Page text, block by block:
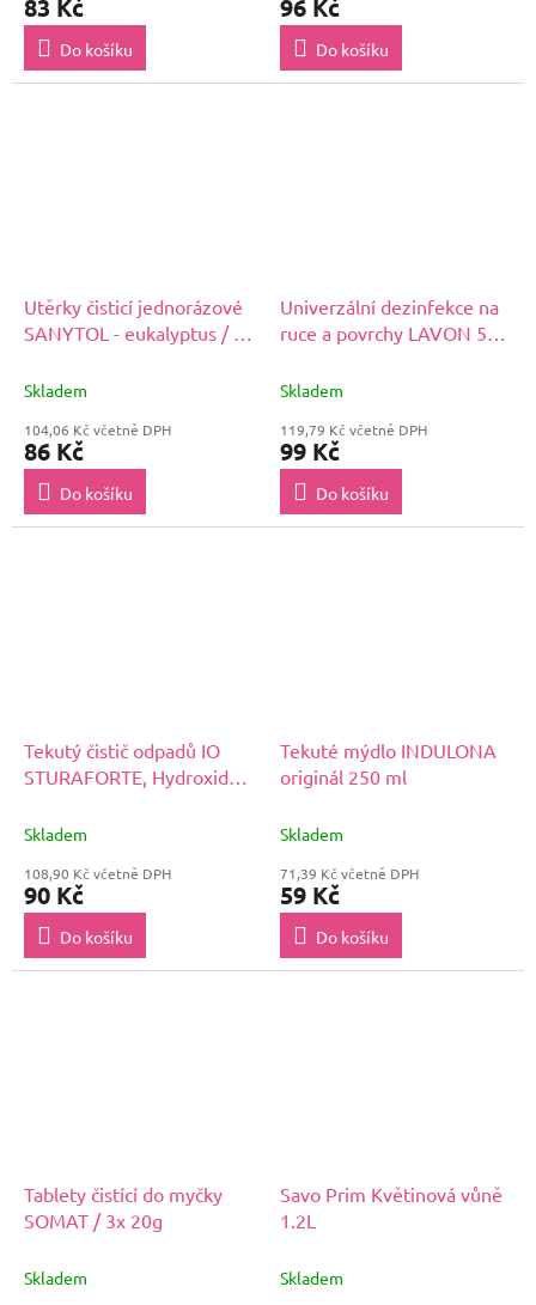
83 Kč
Do košíku
96 Kč
Do košíku
Utěrky čisticí jednorázové
SANYTOL - eukalyptus / 36
Skladem
104,06 Kč včetně DPH
86 Kč
Do košíku
Univerzální dezinfekce na
ruce a povrchy LAVON 500
Skladem
119,79 Kč včetně DPH
99 Kč
Do košíku
Tekutý čistič odpadů IO
STURAFORTE, Hydroxid
Skladem
108,90 Kč včetně DPH
90 Kč
Do košíku
Tekuté mýdlo INDULONA
originál 250 ml
Skladem
71,39 Kč včetně DPH
59 Kč
Do košíku
Tablety čistící do myčky
SOMAT / 3x 20g
Skladem
Savo Prim Květinová vůně
1.2L
Skladem